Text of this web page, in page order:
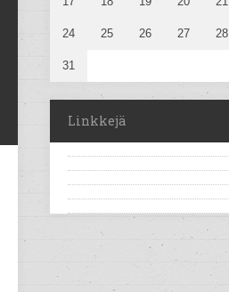
24 25 26 27 28
31
Linkkejä